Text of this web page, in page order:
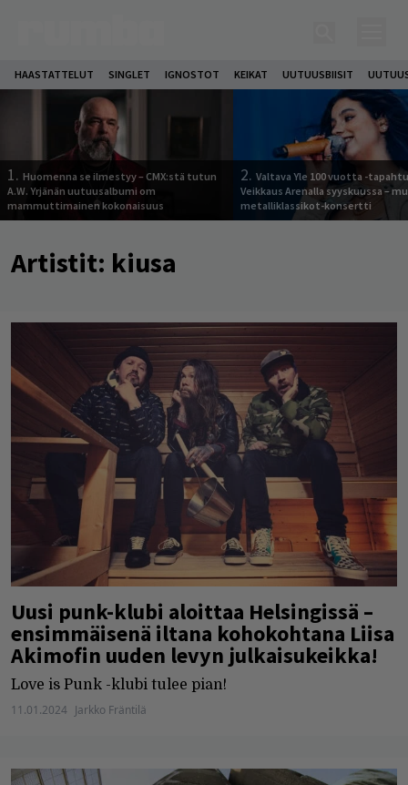
HAASTATTELUT SINGLET IGNOSTOT KEIKAT UUTUUSBIISIT
1. Huomenna se ilmestyy – CMX:stä tutun
A.W. Yrjänän uutuusalbumi om
mammuttimainen kokonaisuus
2. Valtava Yle 100 vuotta -
Veikkaus Arenalla syyskuussa –
metalliklassikot-konsertti
Artistit: kiusa
Uusi punk-klubi aloittaa Helsingissä –
ensimmäisenä iltana kohokohtana Liisa
Akimofin uuden levyn julkaisukeikka!
Love is Punk -klubi tulee pian!
11.01.2024 Jarkko Fräntilä